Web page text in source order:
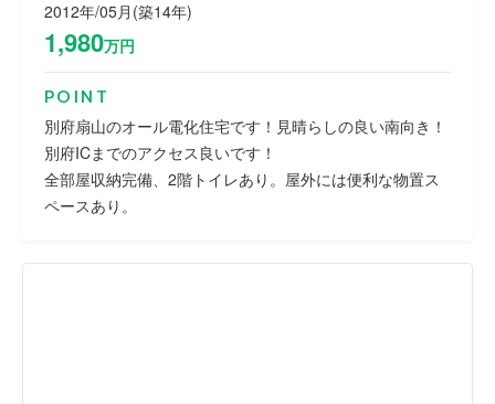
2012年/05月(築14年)
1,980万円
POINT
別府扇山のオール電化住宅です！見晴らしの良い南向き！
別府ICまでのアクセス良いです！
全部屋収納完備、2階トイレあり。屋外には便利な物置ス
ペースあり。